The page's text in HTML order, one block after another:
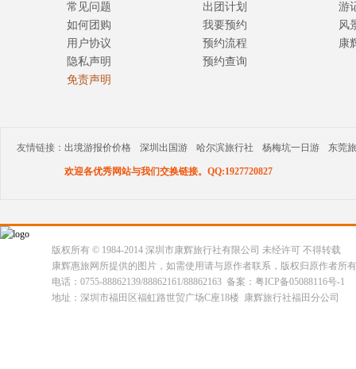
常见问题
如何团购
用户协议
隐私声明
免责声明
出团计划
我要预约
预约流程
预约查询
游
风
康
友情链接： 出境游报价价格 深圳出国游 哈尔滨旅行社 杨梅坑一日游 东莞
欢迎各优秀网站与我们交换链接。QQ:1927720827
版权所有 © 1984-2014 深圳市康辉旅行社有限公司 未经许可 不得转载
康辉惠旅网所提供的图片，如需使用请与原作者联系，版权归原作者所
电话：0755-88862139/88862161/88862163 备案：粤ICP备05088116号-1
地址：深圳市福田区福虹路世贸广场C座18楼 康辉旅行社福田分公司